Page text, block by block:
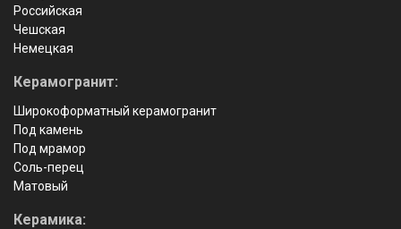
Российская
Чешская
Немецкая
Керамогранит:
Широкоформатный керамогранит
Под камень
Под мрамор
Соль-перец
Матовый
Керамика: